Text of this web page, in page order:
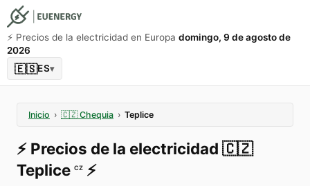
⚡️ Precios de la electricidad en Europa domingo, 9 de agosto de
2026
🇪🇸ES▾
Inicio › 🇨🇿 Chequia › Teplice
⚡️ Precios de la electricidad 🇨🇿
Teplice CZ ⚡️